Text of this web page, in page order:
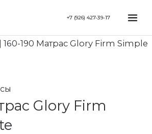
+7 (926) 427-39-17
160-190 Матрас Glory Firm Simple
Glory Firm
57